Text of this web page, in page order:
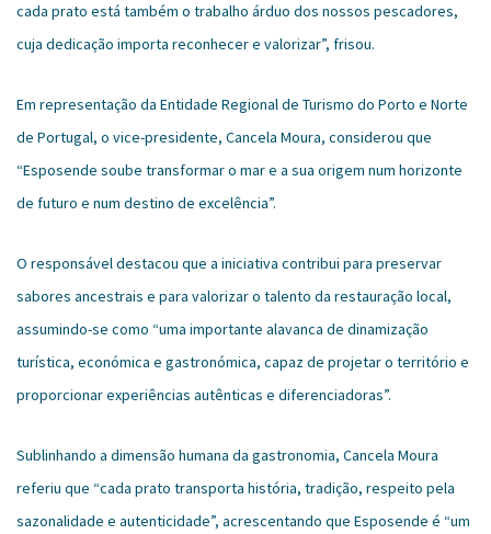
cada prato está também o trabalho árduo dos nossos pescadores,
cuja dedicação importa reconhecer e valorizar”, frisou.
Em representação da Entidade Regional de Turismo do Porto e Norte
de Portugal, o vice-presidente, Cancela Moura, considerou que
“Esposende soube transformar o mar e a sua origem num horizonte
de futuro e num destino de excelência”.
O responsável destacou que a iniciativa contribui para preservar
sabores ancestrais e para valorizar o talento da restauração local,
assumindo-se como “uma importante alavanca de dinamização
turística, económica e gastronómica, capaz de projetar o território e
proporcionar experiências autênticas e diferenciadoras”.
Sublinhando a dimensão humana da gastronomia, Cancela Moura
referiu que “cada prato transporta história, tradição, respeito pela
sazonalidade e autenticidade”, acrescentando que Esposende é “um